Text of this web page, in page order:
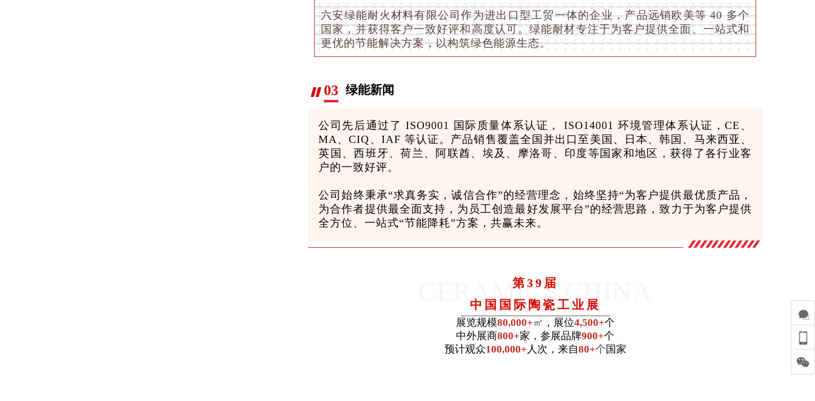
六安绿能耐火材料有限公司作为进出口型工贸一体的企业，产品远销欧美等 40 多个
国家，并获得客户一致好评和高度认可。绿能耐材专注于为客户提供全面、一站式和
更优的节能解决方案，以构筑绿色能源生态。
03 绿能新闻
公司先后通过了 ISO9001 国际质量体系认证， ISO14001 环境管理体系认证，CE、
MA、CIQ、IAF 等认证。产品销售覆盖全国并出口至美国、日本、韩国、马来西亚、
英国、西班牙、荷兰、阿联酋、埃及、摩洛哥、印度等国家和地区，获得了各行业客
户的一致好评。
公司始终秉承“求真务实，诚信合作”的经营理念，始终坚持“为客户提供最优质产品，
为合作者提供最全面支持，为员工创造最好发展平台”的经营思路，致力于为客户提供
全方位、一站式“节能降耗”方案，共赢未来。
CERAMICS CHINA
第39届
中国国际陶瓷工业展
展览规模80,000+㎡ ，展位4,500+个
中外展商800+家，参展品牌900+个
预计观众100,000+ 人次，来自80+个国家